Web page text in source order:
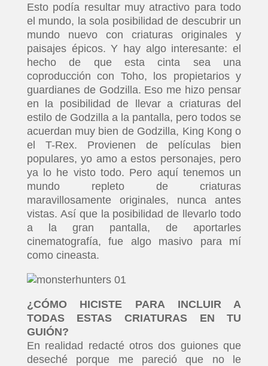
Esto podía resultar muy atractivo para todo
el mundo, la sola posibilidad de descubrir un
mundo nuevo con criaturas originales y
paisajes épicos. Y hay algo interesante: el
hecho de que esta cinta sea una
coproducción con Toho, los propietarios y
guardianes de Godzilla. Eso me hizo pensar
en la posibilidad de llevar a criaturas del
estilo de Godzilla a la pantalla, pero todos se
acuerdan muy bien de Godzilla, King Kong o
el T-Rex. Provienen de películas bien
populares, yo amo a estos personajes, pero
ya lo he visto todo. Pero aquí tenemos un
mundo repleto de criaturas
maravillosamente originales, nunca antes
vistas. Así que la posibilidad de llevarlo todo
a la gran pantalla, de aportarles
cinematografía, fue algo masivo para mí
como cineasta.
¿CÓMO HICISTE PARA INCLUIR A
TODAS ESTAS CRIATURAS EN TU
GUIÓN?
En realidad redacté otros dos guiones que
deseché porque me pareció que no le